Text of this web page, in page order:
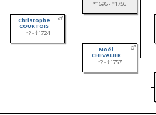
Christophe
COURTOIS
*? - †1724
*1696 - †1756
Noël
CHEVALIER
*? - †1757